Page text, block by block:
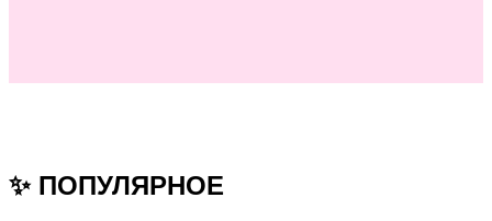
✨ ПОПУЛЯРНОЕ